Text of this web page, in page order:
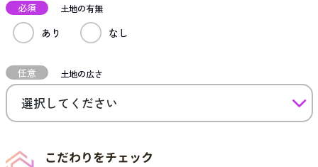
必須 土地の有無
あり なし
任意 土地の広さ
こだわりをチェック